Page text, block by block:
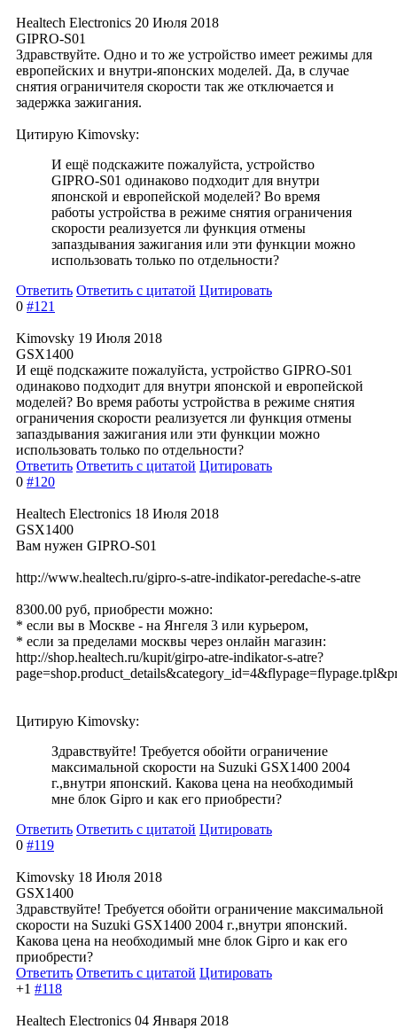
Healtech Electronics 20 Июля 2018
GIPRO-S01
Здравствуйте. Одно и то же устройство имеет режимы для
европейских и внутри-японских моделей. Да, в случае
снятия ограничителя скорости так же отключается и
задержка зажигания.
Цитирую Kimovsky:
И ещё подскажите пожалуйста, устройство
GIPRO-S01 одинаково подходит для внутри
японской и европейской моделей? Во время
работы устройства в режиме снятия ограничения
скорости реализуется ли функция отмены
запаздывания зажигания или эти функции можно
использовать только по отдельности?
Ответить Ответить с цитатой Цитировать
0 #121
Kimovsky 19 Июля 2018
GSX1400
И ещё подскажите пожалуйста, устройство GIPRO-S01
одинаково подходит для внутри японской и европейской
моделей? Во время работы устройства в режиме снятия
ограничения скорости реализуется ли функция отмены
запаздывания зажигания или эти функции можно
использовать только по отдельности?
Ответить Ответить с цитатой Цитировать
0 #120
Healtech Electronics 18 Июля 2018
GSX1400
Вам нужен GIPRO-S01
http://www.healtech.ru/gipro-s-atre-indikator-peredache-s-atre
8300.00 руб, приобрести можно:
* если вы в Москве - на Янгеля 3 или курьером,
* если за пределами москвы через онлайн магазин:
http://shop.healtech.ru/kupit/girpo-atre-indikator-s-atre?
Цитирую Kimovsky:
Здравствуйте! Требуется обойти ограничение
максимальной скорости на Suzuki GSX1400 2004
г.,внутри японский. Какова цена на необходимый
мне блок Gipro и как его приобрести?
Ответить Ответить с цитатой Цитировать
0 #119
Kimovsky 18 Июля 2018
GSX1400
Здравствуйте! Требуется обойти ограничение максимальной
скорости на Suzuki GSX1400 2004 г.,внутри японский.
Какова цена на необходимый мне блок Gipro и как его
приобрести?
Ответить Ответить с цитатой Цитировать
+1 #118
Healtech Electronics 04 Января 2018